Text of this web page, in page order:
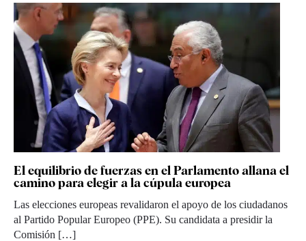
El equilibrio de fuerzas en el Parlamento allana el
camino para elegir a la cúpula europea
Las elecciones europeas revalidaron el apoyo de los ciudadanos
al Partido Popular Europeo (PPE). Su candidata a presidir la
Comisión […]